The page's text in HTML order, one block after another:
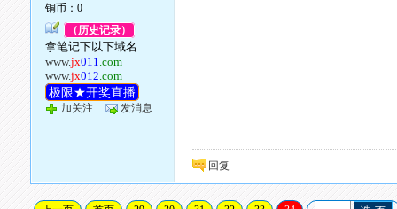
铜币：0
（历史记录）
拿笔记下以下域名
www.jx011.com
www.jx012.com
极限★开奖直播
加关注 发消息
回复